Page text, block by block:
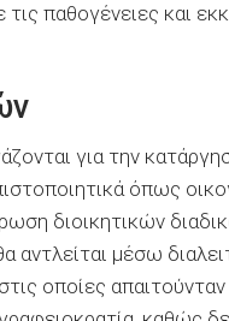
παθογένειες και
για την
όπως
διοικητικών
αντλείται μέσω
οποίες